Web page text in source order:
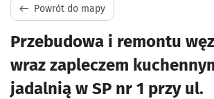
Powrót do mapy
Przebudowa i remontu
wraz zapleczem
jadalnią w SP nr 1 przy ul.